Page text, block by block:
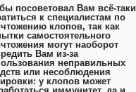
посоветовал Вам всё-таки
к специалистам по
клопов, так как
самостоятельного
могут наоборот
Вам из-за
неправильных
или несоблюдения
у клопов может